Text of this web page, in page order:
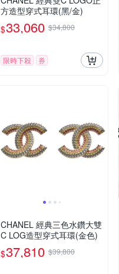
方造型穿式耳環(黑/金)
$33,060 $34,800
限時下殺 券
CHANEL 經典三色水鑽大雙
C LOG造型穿式耳環(金色)
$37,810 $39,800